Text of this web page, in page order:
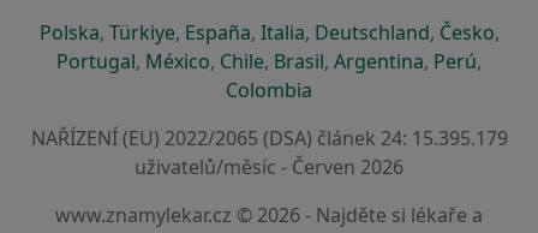
Polskase otevře v nové záložce
, Türkiyese otevře v nové záložce
, Españase otevře v nové záložce
, Italiase otevře v nové záložce
, Deutschlandse otevře v
, Českose
,
Portugalse otevře v nové záložce
, Méxicose otevře v nové záložce
, Chilese otevře v nové záložce
, Brasilse otevře v nové
, Argentinase otevře v
, Perúse
,
Colombia
NAŘÍZENÍ (EU) 2022/2065 (DSA) článek 24: 15.395.179
uživatelů/měsíc - Červen 2026
www.znamylekar.cz © 2026 - Najděte si lékaře a